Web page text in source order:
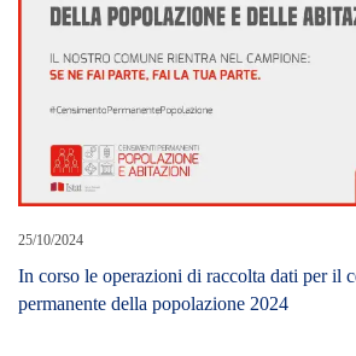
25/10/2024
In corso le operazioni di raccolta dati per il
permanente della popolazione 2024